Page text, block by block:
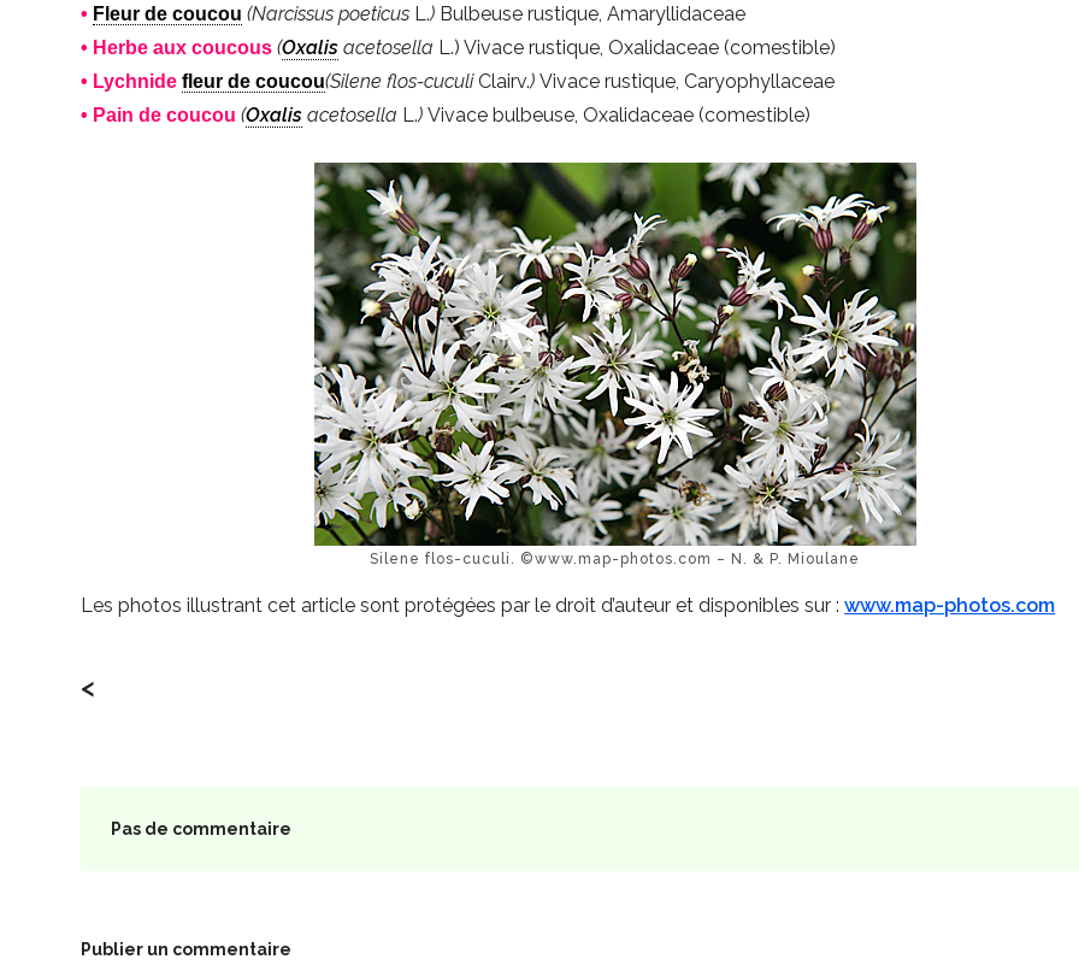
• Fleur de coucou (Narcissus poeticus L.) Bulbeuse rustique, Amaryllidaceae
• Herbe aux coucous (Oxalis acetosella L.) Vivace rustique, Oxalidaceae (comestible)
• Lychnidefleur de coucou(Silene flos-cuculiClairv.)Vivace rustique, Caryophyllaceae
• Pain de coucou (Oxalis acetosella L.)Vivace bulbeuse, Oxalidaceae (comestible)
Silene flos-cuculi. ©www.map-photos.com – N. & P. Mioulane
Les photos illustrant cet article sont protégées par le droit d’auteur et disponibles sur :www.map-photos.com
<
Pas de commentaire
Publier un commentaire